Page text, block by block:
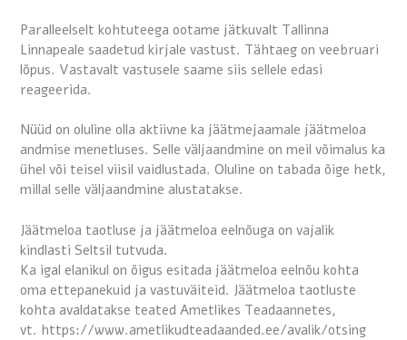
Paralleelselt kohtuteega ootame jätkuvalt Tallinna
Linnapeale saadetud kirjale vastust. Tähtaeg on veebruari
lõpus. Vastavalt vastusele saame siis sellele edasi
reageerida.
Nüüd on oluline olla aktiivne ka jäätmejaamale jäätmeloa
andmise menetluses. Selle väljaandmine on meil võimalus ka
ühel või teisel viisil vaidlustada. Oluline on tabada õige hetk,
millal selle väljaandmine alustatakse.
Jäätmeloa taotluse ja jäätmeloa eelnõuga on vajalik
kindlasti Seltsil tutvuda.
Ka igal elanikul on õigus esitada jäätmeloa eelnõu kohta
oma ettepanekuid ja vastuväiteid. Jäätmeloa taotluste
kohta avaldatakse teated Ametlikes Teadaannetes,
vt. https://www.ametlikudteadaanded.ee/avalik/otsing